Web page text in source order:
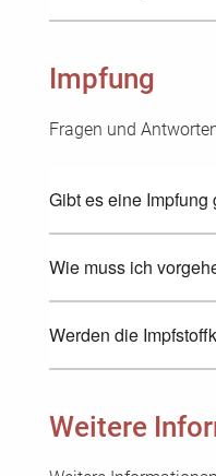
Impfung
Fragen und
Gibt es eine Impfung
Wie muss ich
Werden die
Weitere